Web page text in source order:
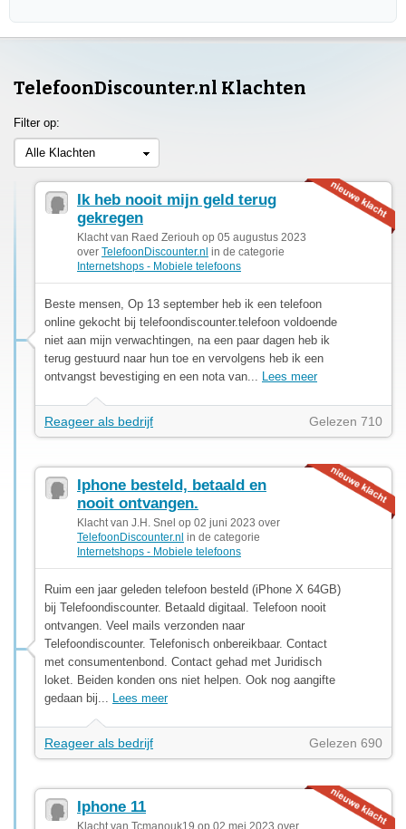
TelefoonDiscounter.nl Klachten
Filter op:
Alle Klachten
Ik heb nooit mijn geld terug
gekregen
Klacht van Raed Zeriouh op 05 augustus 2023
over TelefoonDiscounter.nl in de categorie
Internetshops - Mobiele telefoons
Beste mensen, Op 13 september heb ik een telefoon
online gekocht bij telefoondiscounter.telefoon voldoende
niet aan mijn verwachtingen, na een paar dagen heb ik
terug gestuurd naar hun toe en vervolgens heb ik een
ontvangst bevestiging en een nota van... Lees meer
Reageer als bedrijf Gelezen 710
Iphone besteld, betaald en
nooit ontvangen.
Klacht van J.H. Snel op 02 juni 2023 over
TelefoonDiscounter.nl in de categorie
Internetshops - Mobiele telefoons
Ruim een jaar geleden telefoon besteld (iPhone X 64GB)
bij Telefoondiscounter. Betaald digitaal. Telefoon nooit
ontvangen. Veel mails verzonden naar
Telefoondiscounter. Telefonisch onbereikbaar. Contact
met consumentenbond. Contact gehad met Juridisch
loket. Beiden konden ons niet helpen. Ook nog aangifte
gedaan bij... Lees meer
Reageer als bedrijf Gelezen 690
Iphone 11
Klacht van Tcmanouk19 op 02 mei 2023 over